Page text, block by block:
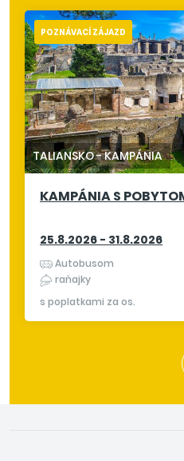
POZNÁVACÍ ZÁJAZD
TALIANSKO-KAMPÁNIA
KAMPÁNIA S
25.8.2026 - 31.8.2026
Autobusom
raňajky
s poplatkami za os.